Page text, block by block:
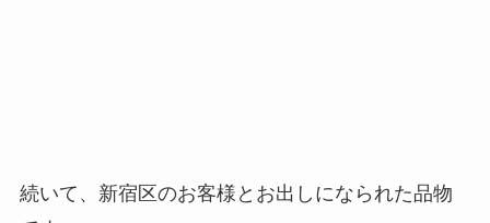
続いて、新宿区のお客様とお出しになられた品物